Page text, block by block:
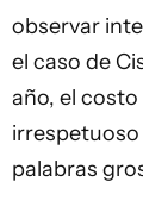
observar
el caso de
año, el
palabras